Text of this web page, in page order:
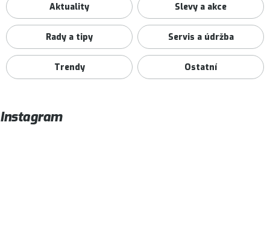
Aktuality Slevy a akce
Rady a tipy Servis a údržba
Trendy Ostatní
Instagram